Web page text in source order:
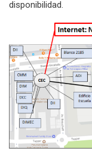
disponibilidad.